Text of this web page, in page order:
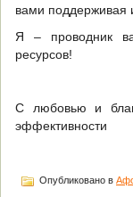
вами поддерживая
Я – проводник
ресурсов!
С любовью и
эффективности
Опубликовано в